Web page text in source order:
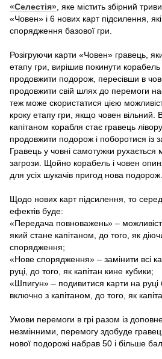
«Селестія» , яке містить збірний
«Човен» і 6 нових карт підсилення,
спорядження базової гри.
Розігруючи карти «Човен» гравець,
етапу гри, вирішив покинути
продовжити подорож, пересівши в
продовжити свій шлях до перемоги
теж може скористатися цією
кроку етапу гри, якщо човен вільний.
капітаном корабля стає гравець
продовжити подорож і поборотися із
Гравець у човні самотужки рухається
загрози. Щойно корабель і човен
для усіх шукачів пригод нова подорож.
Щодо нових карт підсилення, то
ефектів буде:
«Передача повноважень» –
який стане капітаном, до того, як
спорядження;
«Нове спорядження» – замінити всі
руці, до того, як капітан кине кубики;
«Шпигун» – подивитися карти на руці
включно з капітаном, до того, як
Умови перемоги в грі разом із
незмінними, перемогу здобуде
нової подорожі набрав 50 і більше